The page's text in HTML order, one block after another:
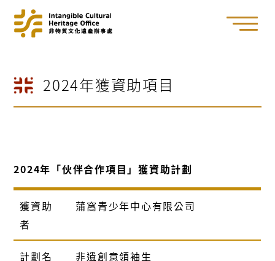
2024年獲資助項目
2024年「伙伴合作項目」獲資助計劃
獲資助
者
蒲窩青少年中心有限公司
計劃名
非遺創意領袖生